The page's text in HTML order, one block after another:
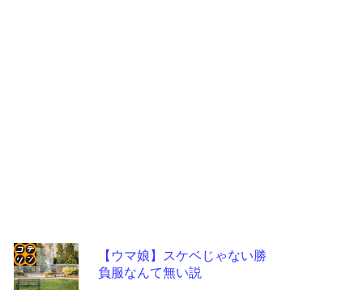
【ウマ娘】スケベじゃない勝
負服なんて無い説
コテ